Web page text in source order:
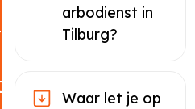
arbodienst in
Tilburg?
Waar let je op